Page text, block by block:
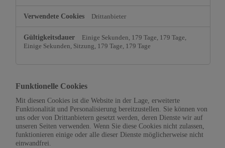
Drittanbieter
Einige Sekunden, 179 Tage, 179 Tage,
Einige Sekunden, Sitzung, 179 Tage, 179 Tage
Funktionelle Cookies
Mit diesen Cookies ist die Website in der Lage, erweiterte
Funktionalität und Personalisierung bereitzustellen. Sie können von
uns oder von Drittanbietern gesetzt werden, deren Dienste wir auf
unseren Seiten verwenden. Wenn Sie diese Cookies nicht zulassen,
funktionieren einige oder alle dieser Dienste möglicherweise nicht
einwandfrei.